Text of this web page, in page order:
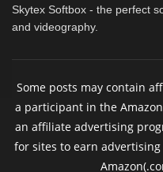
Skytex Softbox - the perfect
and videography.
Some posts may contain
a participant in the Amazon
an affiliate advertising
for sites to earn